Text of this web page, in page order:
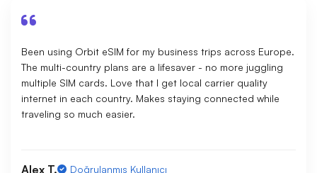
Been using Orbit eSIM for my business trips across Europe.
The multi-country plans are a lifesaver - no more juggling
multiple SIM cards. Love that I get local carrier quality
internet in each country. Makes staying connected while
traveling so much easier.
Alex T. Doğrulanmış Kullanıcı